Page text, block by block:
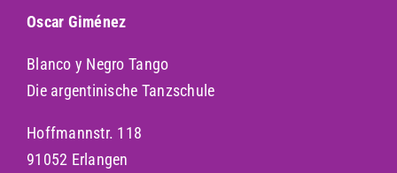
Oscar Giménez
Blanco y Negro Tango
Die argentinische Tanzschule
Hoffmannstr. 118
91052 Erlangen